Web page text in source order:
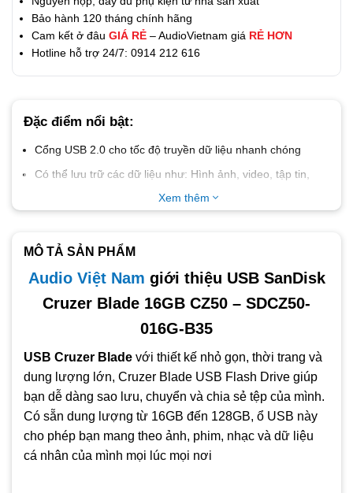
Bảo hành 120 tháng chính hãng
Cam kết ở đâu GIÁ RẺ – AudioVietnam giá RẺ HƠN
Hotline hỗ trợ 24/7: 0914 212 616
Đặc điểm nổi bật:
Cổng USB 2.0 cho tốc độ truyền dữ liệu nhanh chóng
Có thể lưu trữ các dữ liệu như: Hình ảnh, video, tập tin,
Tương thích với nhiều hệ điều hànhSử dụng với các thiết
Xem thêm
MÔ TẢ SẢN PHẨM
Audio Việt Nam giới thiệu USB SanDisk
Cruzer Blade 16GB CZ50 – SDCZ50-
016G-B35
USB Cruzer Blade với thiết kế nhỏ gọn, thời trang và
dung lượng lớn, Cruzer Blade USB Flash Drive giúp
bạn dễ dàng sao lưu, chuyển và chia sẻ tệp của mình.
Có sẵn dung lượng từ 16GB đến 128GB, ổ USB này
cho phép bạn mang theo ảnh, phim, nhạc và dữ liệu
cá nhân của mình mọi lúc mọi nơi